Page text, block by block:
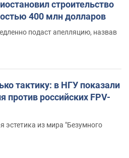
строительство
400 млн долларов
подаст апелляцию, назвав
тактику: в НГУ показали
российских FPV-
эстетика из мира "Безумного